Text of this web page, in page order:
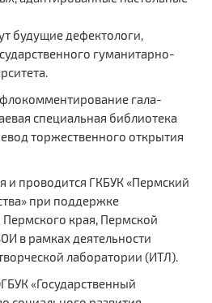
будущие дефектологи,
гуманитарно-
гала-
специальная библиотека
торжественного открытия
и проводится ГКБУК «Пермский
при поддержке
Пермского края, Пермской
в рамках деятельности
лаборатории (ИТЛ).
«Государственный